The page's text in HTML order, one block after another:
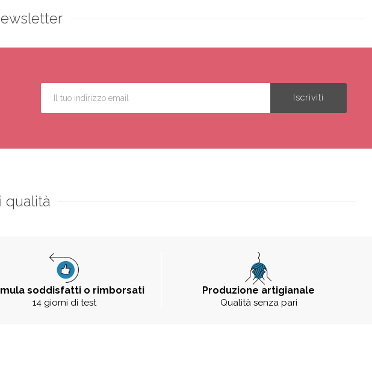
qualità
soddisfatti o rimborsati
14 giorni di test
Produzione artigianale
Qualità senza pari